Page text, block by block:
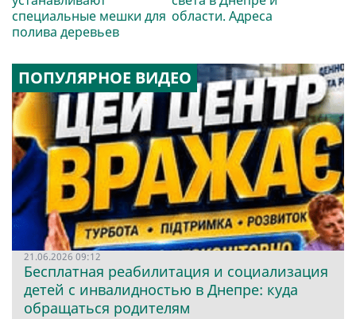
специальные мешки для
полива деревьев
области. Адреса
ПОПУЛЯРНОЕ ВИДЕО
21.06.2026 09:12
Бесплатная реабилитация и социализация
детей с инвалидностью в Днепре: куда
обращаться родителям